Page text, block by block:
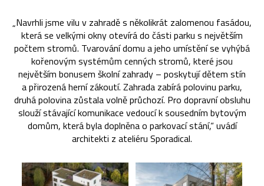
„Navrhli jsme vilu v zahradě s několikrát zalomenou fasádou,
která se velkými okny otevírá do části parku s největším
počtem stromů. Tvarování domu a jeho umístění se vyhýbá
kořenovým systémům cenných stromů, které jsou
největším bonusem školní zahrady – poskytují dětem stín
a přirozená herní zákoutí. Zahrada zabírá polovinu parku,
druhá polovina zůstala volně průchozí. Pro dopravní obsluhu
slouží stávající komunikace vedoucí k sousedním bytovým
domům, která byla doplněna o parkovací stání,“ uvádí
architekti z ateliéru Sporadical.